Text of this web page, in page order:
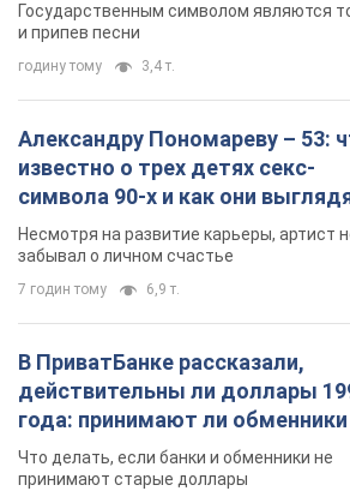
Государственным символом являются
и припев песни
годину тому 3,4 т.
Александру Пономареву – 53:
известно о трех детях секс-
символа 90-х и как они
Несмотря на развитие карьеры, артист
забывал о личном счастье
7 годин тому 6,9 т.
В ПриватБанке рассказали,
действительны ли доллары
года: принимают ли обменники
банки такие купюры
Что делать, если банки и обменники не
принимают старые доллары